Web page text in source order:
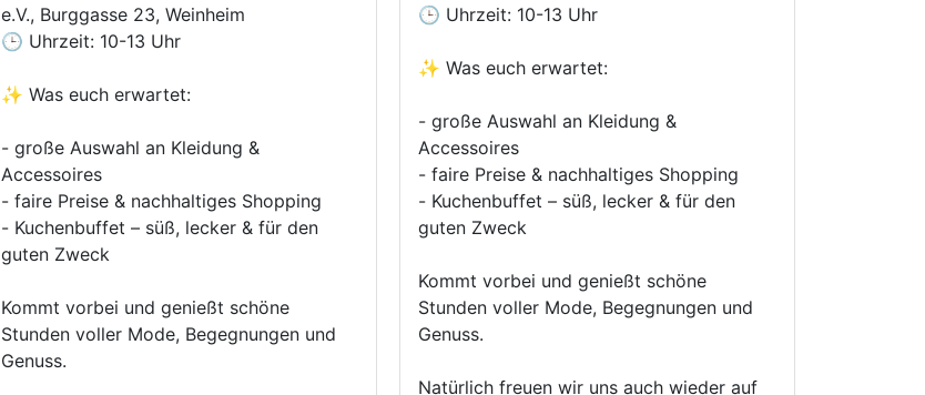
e.V., Burggasse 23, Weinheim
🕒 Uhrzeit: 10-13 Uhr
✨ Was euch erwartet:
- große Auswahl an Kleidung &
Accessoires
- faire Preise & nachhaltiges Shopping
- Kuchenbuffet – süß, lecker & für den
guten Zweck
Kommt vorbei und genießt schöne
Stunden voller Mode, Begegnungen und
Genuss.
🕒 Uhrzeit: 10-13 Uhr
✨ Was euch erwartet:
- große Auswahl an Kleidung &
Accessoires
- faire Preise & nachhaltiges Shopping
- Kuchenbuffet – süß, lecker & für den
guten Zweck
Kommt vorbei und genießt schöne
Stunden voller Mode, Begegnungen und
Genuss.
Natürlich freuen wir uns auch wieder auf